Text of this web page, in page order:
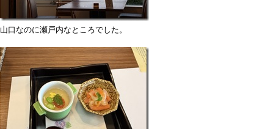
山口なのに瀬戸内なところでした。